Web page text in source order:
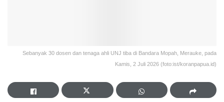
Sebanyak 30 dosen dan tenaga ahli UNJ tiba di Bandara Mopah, Merauke, pada
Kamis, 2 Juli 2026 (foto:ist/koranpapua.id)